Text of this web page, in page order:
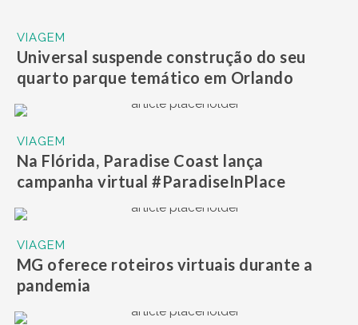
VIAGEM
Universal suspende construção do seu
quarto parque temático em Orlando
VIAGEM
Na Flórida, Paradise Coast lança
campanha virtual #ParadiseInPlace
VIAGEM
MG oferece roteiros virtuais durante a
pandemia